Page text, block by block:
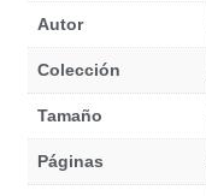
Autor
Colección
Tamaño
Páginas